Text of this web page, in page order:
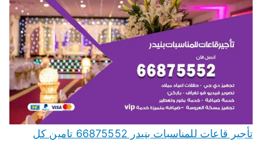
تأجير قاعات للمناسبات بنيدر 66875552 تامين كل